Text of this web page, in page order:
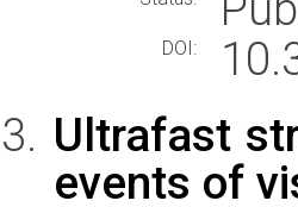
DOI:
Ultrafast
events of